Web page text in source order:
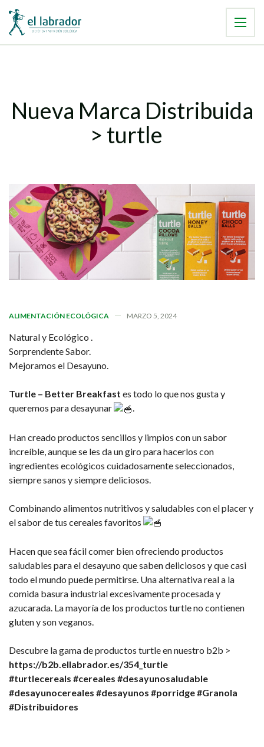
Nueva Marca Distribuida
> turtle ​​
ALIMENTACIÓN ECOLÓGICA MARZO 5, 2024
Natural y Ecológico .
Sorprendente Sabor.
Mejoramos el Desayuno.
Turtle – Better Breakfast es todo lo que nos gusta y
queremos para desayunar
Han creado productos sencillos y limpios con un sabor
increíble, aunque se les da un giro para hacerlos con
ingredientes ecológicos cuidadosamente seleccionados,
siempre sanos y siempre deliciosos.
Combinando alimentos nutritivos y saludables con el placer y
el sabor de tus cereales favoritos
Hacen que sea fácil comer bien ofreciendo productos
saludables para el desayuno que saben deliciosos y que casi
todo el mundo puede permitirse. Una alternativa real a la
comida basura industrial excesivamente procesada y
azucarada. La mayoría de los productos turtle no contienen
gluten y son veganos.
Descubre la gama de productos turtle en nuestro b2b >
https://b2b.ellabrador.es/354_turtle
#turtlecereals #cereales #desayunosaludable
#desayunocereales #desayunos #porridge#Granola
#Distribuidores